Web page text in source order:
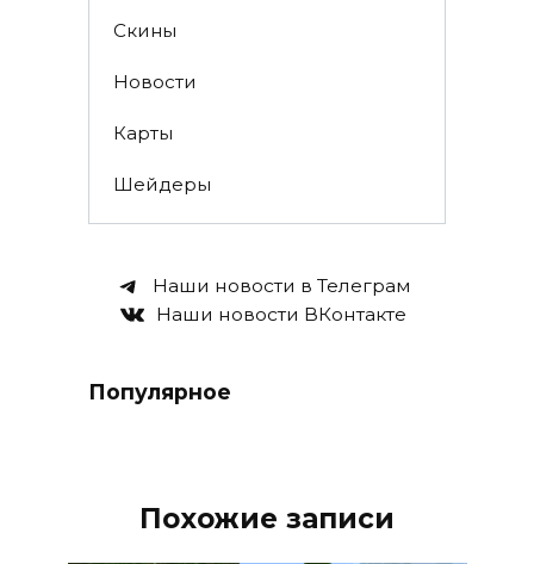
Скины
Новости
Карты
Шейдеры
Наши новости в Телеграм
Наши новости ВКонтакте
Популярное
Похожие записи